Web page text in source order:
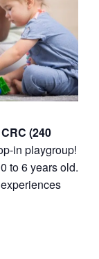
(240
in playgroup!
to 6 years old.